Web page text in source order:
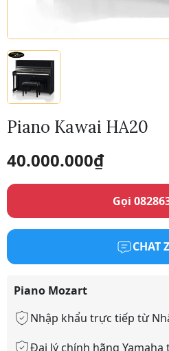
Piano Kawai HA20
40.000.000₫
Gọi
CHAT
Piano Mozart
Nhập khẩu trực tiếp từ
Đại lý chính hãng Yamaha